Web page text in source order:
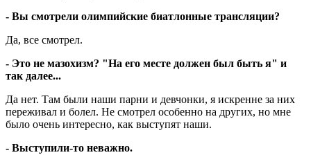
- Вы смотрели олимпийские биатлонные трансляции?
Да, все смотрел.
- Это не мазохизм? "На его месте должен был быть я" и
так далее...
Да нет. Там были наши парни и девчонки, я искренне за них
переживал и болел. Не смотрел особенно на других, но мне
было очень интересно, как выступят наши.
- Выступили-то неважно.